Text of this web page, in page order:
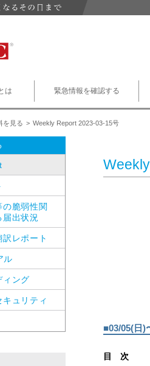
は 緊急情報を確認する
を見る Weekly Report 2023-03-15号
■03/05(日)
目 次
の脆弱性関
出状況
レポート
ル
ィング
ュリティ